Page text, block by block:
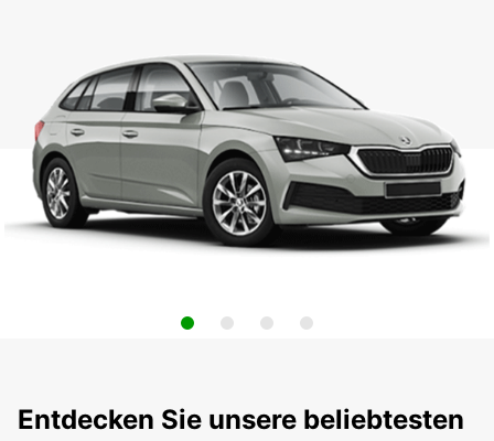
Entdecken Sie unsere beliebtesten